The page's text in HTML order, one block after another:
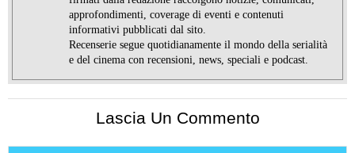
approfondimenti, coverage di eventi e contenuti
informativi pubblicati dal sito.
Recenserie segue quotidianamente il mondo della serialità
e del cinema con recensioni, news, speciali e podcast.
Lascia Un Commento